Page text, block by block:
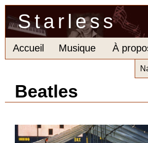
Starless
Accueil Musique À
Beatles